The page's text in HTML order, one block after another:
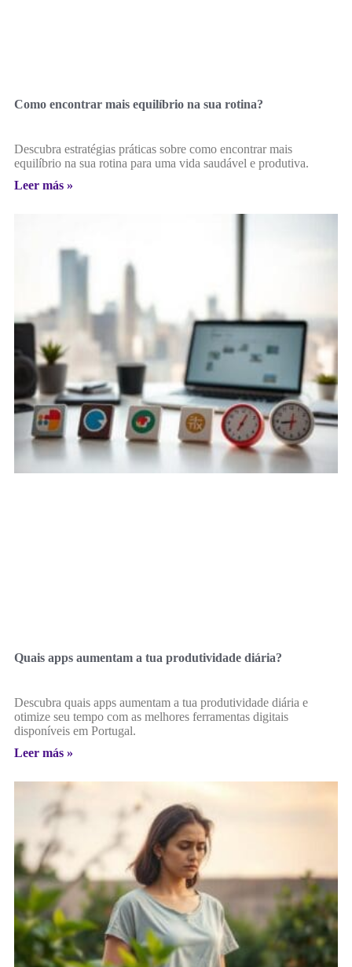
Como encontrar mais equilíbrio na sua rotina?
Descubra estratégias práticas sobre como encontrar mais
equilíbrio na sua rotina para uma vida saudável e produtiva.
Leer más »
Quais apps aumentam a tua produtividade diária?
Descubra quais apps aumentam a tua produtividade diária e
otimize seu tempo com as melhores ferramentas digitais
disponíveis em Portugal.
Leer más »